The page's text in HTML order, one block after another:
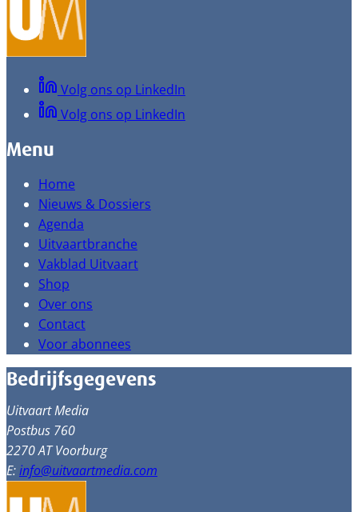
Volg ons op LinkedIn
Volg ons op LinkedIn
Menu
Home
Nieuws & Dossiers
Agenda
Uitvaartbranche
Vakblad Uitvaart
Shop
Over ons
Contact
Voor abonnees
Bedrijfsgegevens
Uitvaart Media
Postbus 760
2270 AT Voorburg
E:info@uitvaartmedia.com